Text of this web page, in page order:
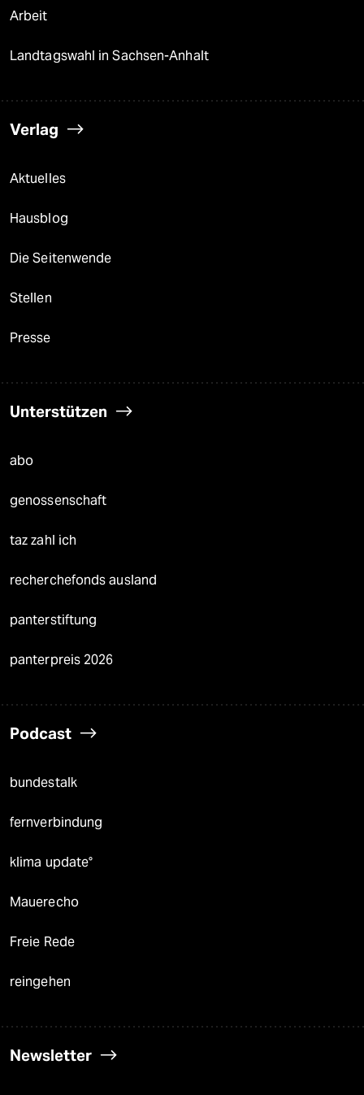
Arbeit
Landtagswahl in Sachsen-Anhalt
Verlag
Aktuelles
Hausblog
Die Seitenwende
Stellen
Presse
Unterstützen
abo
genossenschaft
taz zahl ich
recherchefonds ausland
panterstiftung
panterpreis 2026
Podcast
bundestalk
fernverbindung
klima update°
Mauerecho
Freie Rede
reingehen
Newsletter